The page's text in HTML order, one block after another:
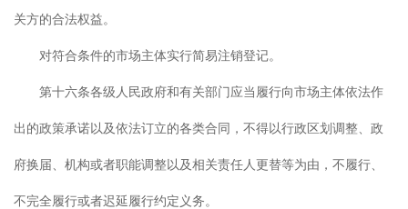
关方的合法权益。
对符合条件的市场主体实行简易注销登记。
第十六条各级人民政府和有关部门应当履行向市场主体依法作
出的政策承诺以及依法订立的各类合同，不得以行政区划调整、政
府换届、机构或者职能调整以及相关责任人更替等为由，不履行、
不完全履行或者迟延履行约定义务。